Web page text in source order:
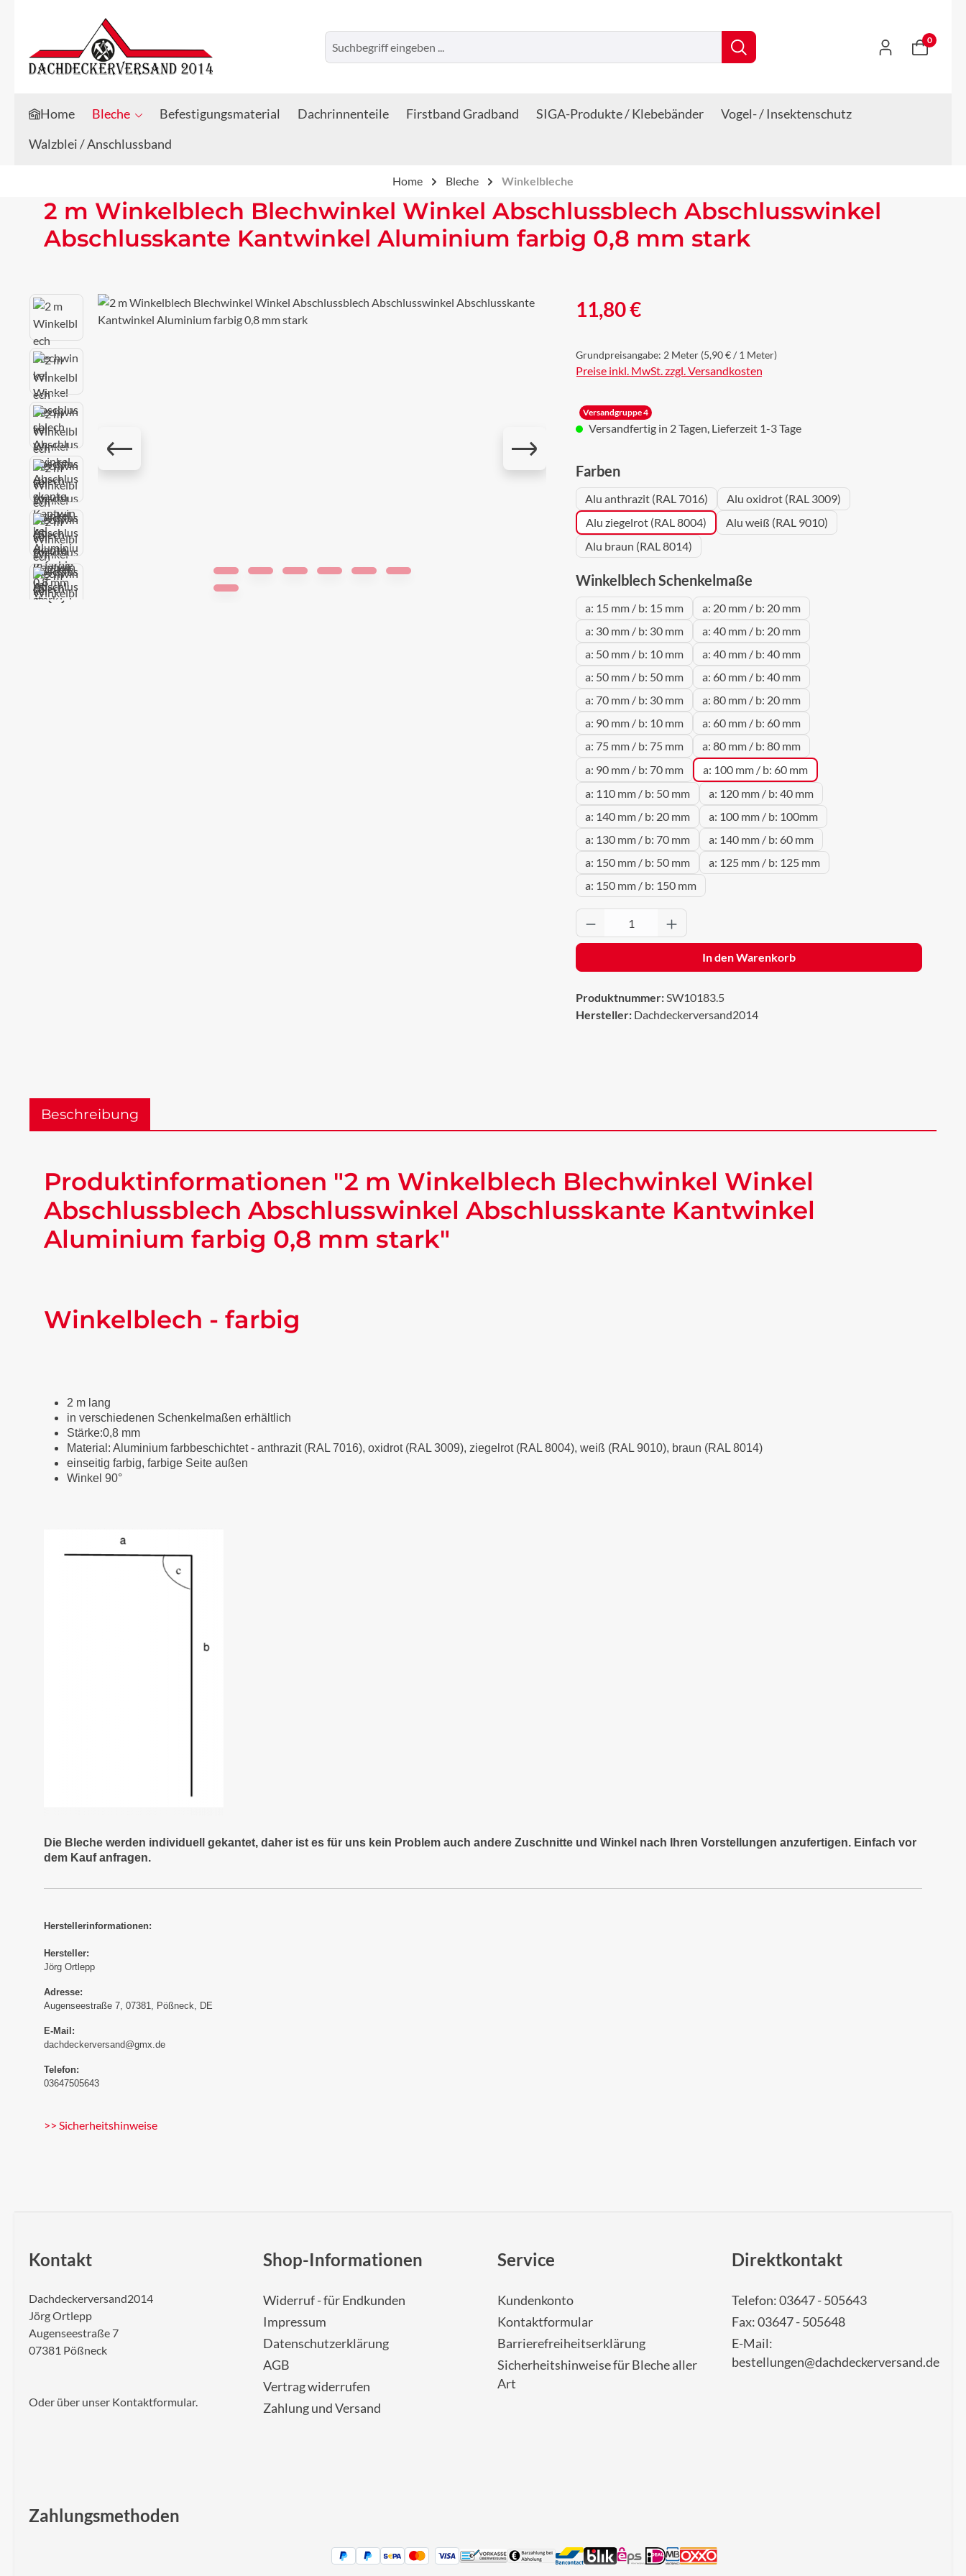
Zum Hauptinhalt springen
Zur Suche springen
0
Home Bleche Befestigungsmaterial Dachrinnenteile Firstband Gradband SIGA-Produkte / Klebebänder
Vogel- / Insektenschutz
Walzblei / Anschlussband
Home Bleche Winkelbleche
2 m Winkelblech Blechwinkel Winkel Abschlussblech Abschlusswinkel
Abschlusskante Kantwinkel Aluminium farbig 0,8 mm stark
Bildergalerie überspringen Regulärer Preis:
11,80 €
Grundpreisangabe: 2 Meter (5,90 € / 1 Meter)
Preise inkl. MwSt. zzgl. Versandkosten
Versandgruppe 4
Versandfertig in 2 Tagen, Lieferzeit 1-3 Tage
Farbenauswählen
Alu anthrazit (RAL 7016)
Alu oxidrot (RAL 3009)
Alu ziegelrot (RAL 8004)
Alu weiß (RAL 9010)
Alu braun (RAL 8014)
Winkelblech Schenkelmaßeauswählen
a: 15 mm / b: 15 mm
a: 20 mm / b: 20 mm
a: 30 mm / b: 30 mm
a: 40 mm / b: 20 mm
a: 50 mm / b: 10 mm
a: 40 mm / b: 40 mm
a: 50 mm / b: 50 mm
a: 60 mm / b: 40 mm
a: 70 mm / b: 30 mm
a: 80 mm / b: 20 mm
a: 90 mm / b: 10 mm
a: 60 mm / b: 60 mm
a: 75 mm / b: 75 mm
a: 80 mm / b: 80 mm
a: 90 mm / b: 70 mm
a: 100 mm / b: 60 mm
a: 110 mm / b: 50 mm
a: 120 mm / b: 40 mm
a: 140 mm / b: 20 mm
a: 100 mm / b: 100mm
a: 130 mm / b: 70 mm
a: 140 mm / b: 60 mm
a: 150 mm / b: 50 mm
a: 125 mm / b: 125 mm
a: 150 mm / b: 150 mm
Produkt Anzahl: Gib den gewünschten Wert ein
In den Warenkorb
Produktnummer:SW10183.5
Hersteller: Dachdeckerversand2014
Beschreibung
Produktinformationen "2 m Winkelblech Blechwinkel Winkel
Abschlussblech Abschlusswinkel Abschlusskante Kantwinkel
Aluminium farbig 0,8 mm stark"
Winkelblech - farbig
2 m lang
in verschiedenen Schenkelmaßen erhältlich
Stärke:0,8 mm
Material: Aluminium farbbeschichtet- anthrazit (RAL 7016), oxidrot (RAL 3009), ziegelrot (RAL 8004), weiß (RAL 9010), braun (RAL 8014)
einseitig farbig, farbige Seite außen
Winkel 90°
Die Bleche werden individuell gekantet, daher ist es für uns kein Problem auch andere Zuschnitte und Winkel nach Ihren Vorstellungen anzufertigen. Einfach vor
dem Kauf anfragen.
Herstellerinformationen:
Hersteller:
Jörg Ortlepp
Adresse:
Augenseestraße 7, 07381, Pößneck, DE
E-Mail:
dachdeckerversand@gmx.de
Telefon:
03647505643
>> Sicherheitshinweise
Kontakt
Dachdeckerversand2014
Jörg Ortlepp
Augenseestraße 7
07381 Pößneck
Oder über unser Kontaktformular.
Shop-Informationen
Widerruf - für Endkunden
Impressum
Datenschutzerklärung
AGB
Vertrag widerrufen
Zahlung und Versand
Service
Kundenkonto
Kontaktformular
Barrierefreiheitserklärung
Sicherheitshinweise für Bleche aller
Art
Direktkontakt
Telefon: 03647 - 505643
Fax: 03647 - 505648
E-Mail:
bestellungen@dachdeckerversand.de
Zahlungsmethoden